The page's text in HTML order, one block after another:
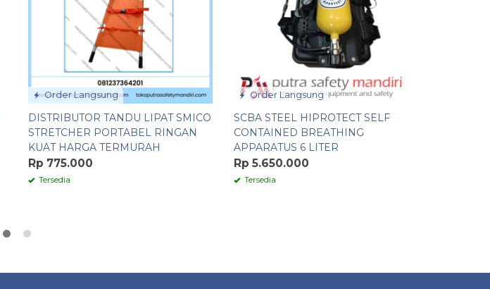
Order Langsung
DISTRIBUTOR TANDU LIPAT SMICO
STRETCHER PORTABEL RINGAN
KUAT HARGA TERMURAH
Rp 775.000
Tersedia
Order Langsung
SCBA STEEL HIPROTECT SELF
CONTAINED BREATHING
APPARATUS 6 LITER
Rp 5.650.000
Tersedia